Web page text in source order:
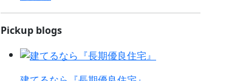
Pickup blogs